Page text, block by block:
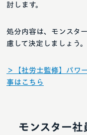
討します。
処分内容は、モンスタ
慮して決定しましょう。
＞【社労士監修】パワ
事はこちら
モンスター